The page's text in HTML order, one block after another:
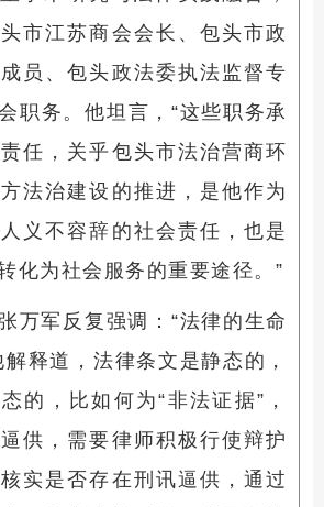
市江苏商会会长、包头市政
员、包头政法委执法监督专
职务。他坦言，“这些职务承
任，关乎包头市法治营商环
法治建设的推进，是他作为
义不容辞的社会责任，也是
化为社会服务的重要途径。”
万军反复强调：“法律的生命
释道，法律条文是静态的，
的，比如何为“非法证据”，
供，需要律师积极行使辩护
实是否存在刑讯逼供，通过